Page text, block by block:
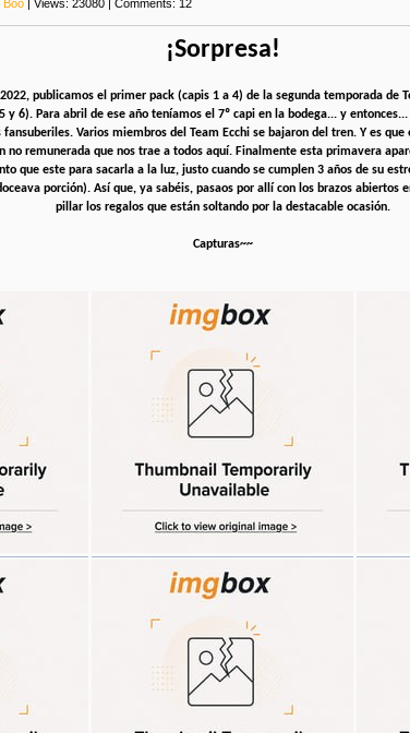
Boo| Views: 23080 | Comments: 12
¡Sorpresa!
publicamos el primer pack (capis 1 a 4) de la segunda temporada de
y 6). Para abril de ese año teníamos el 7º capi en la bodega... y
Varios miembros del Team Ecchi se bajaron del tren. Y es
no remunerada que nos trae a todos aquí. Finalmente esta primavera
que este para sacarla a la luz, justo cuando se cumplen 3 años de su
porción). Así que, ya sabéis, pasaos por allí con los brazos
pillar los regalos que están soltando por la destacable ocasión.
Capturas~~